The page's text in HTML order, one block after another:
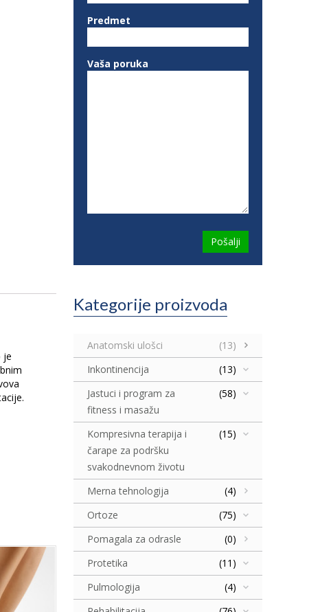
je
Predmet
Vaša poruka
Kategorije proizvoda
Anatomski ulošci
(13)
Inkontinencija
(13)
Jastuci i program za
fitness i masažu
(58)
Kompresivna terapija i
čarape za podršku
svakodnevnom životu
(15)
Merna tehnologija
(4)
Ortoze
(75)
Pomagala za odrasle
(0)
Protetika
(11)
Pulmologija
(4)